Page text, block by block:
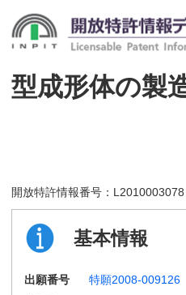
型成形体の製
開放特許情報番号： L2010003078
基本情報
出願番号 特願2008-009126